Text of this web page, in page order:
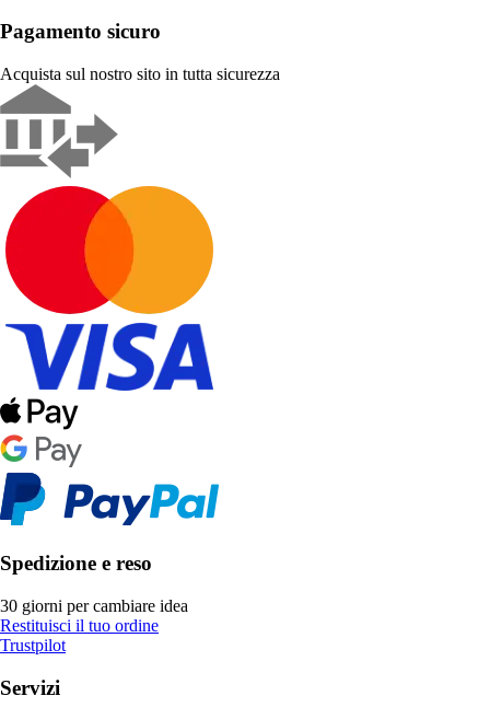
Pagamento sicuro
Acquista sul nostro sito in tutta sicurezza
Spedizione e reso
30 giorni per cambiare idea
Restituisci il tuo ordine
Trustpilot
Servizi